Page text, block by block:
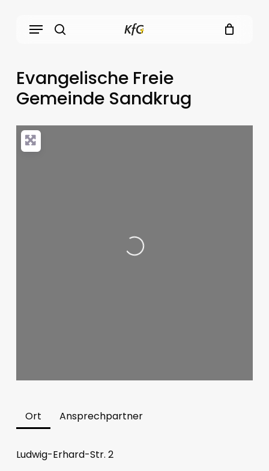
Menu
Evangelische Freie
Gemeinde Sandkrug
Loading...
Ort Ansprechpartner
Ludwig-Erhard-Str. 2